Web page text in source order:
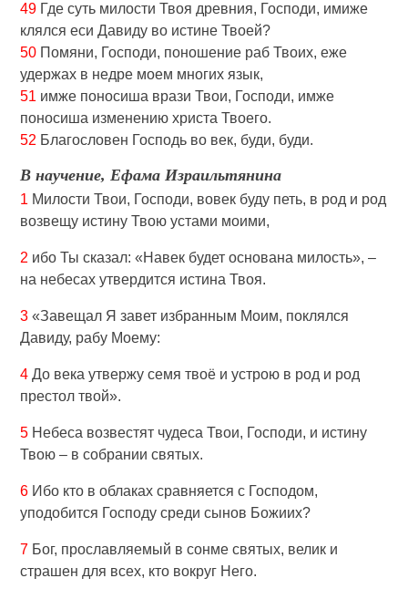
49 Где суть милости Твоя древния, Господи, имиже
клялся еси Давиду во истине Твоей?
50 Помяни, Господи, поношение раб Твоих, еже
удержах в недре моем многих язык,
51 имже поносиша врази Твои, Господи, имже
поносиша изменению христа Твоего.
52 Благословен Господь во век, буди, буди.
В научение, Ефама Израильтянина
1 Милости Твои, Господи, вовек буду петь, в род и род
возвещу истину Твою устами моими,
2 ибо Ты сказал: «Навек будет основана милость», –
на небесах утвердится истина Твоя.
3 «Завещал Я завет избранным Моим, поклялся
Давиду, рабу Моему:
4 До века утвержу семя твоё и устрою в род и род
престол твой».
5 Небеса возвестят чудеса Твои, Господи, и истину
Твою – в собрании святых.
6 Ибо кто в облаках сравняется с Господом,
уподобится Господу среди сынов Божиих?
7 Бог, прославляемый в сонме святых, велик и
страшен для всех, кто вокруг Него.